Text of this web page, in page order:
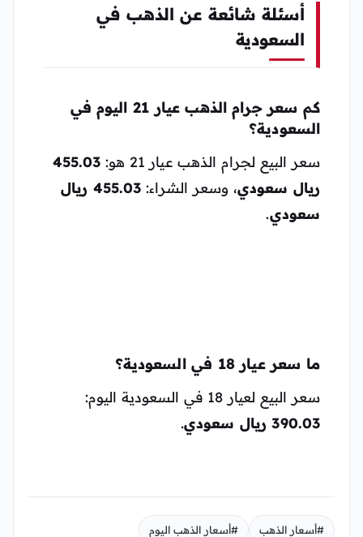
أسئلة شائعة عن الذهب في
السعودية
كم سعر جرام الذهب عيار 21 اليوم في
السعودية؟
سعر البيع لجرام الذهب عيار 21 هو:
455.03
ريال سعودي، وسعر الشراء:
455.03 ريال
سعودي.
ما سعر عيار 18 في السعودية؟
سعر البيع لعيار 18 في السعودية اليوم:
390.03 ريال سعودي
.
#أسعار الذهب #أسعار الذهب اليوم